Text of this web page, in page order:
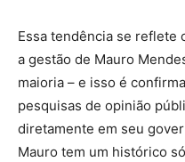
Essa tendência se reflete
a gestão de Mauro
maioria – e isso é
pesquisas de opinião
diretamente em seu
Mauro tem um histórico